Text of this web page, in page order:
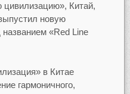
цивилизацию», Китай,
новую
«Red Line
в Китае
гармоничного,